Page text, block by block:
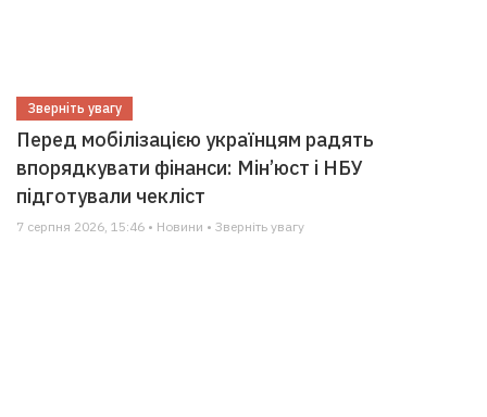
Зверніть увагу
Перед мобілізацією українцям радять
впорядкувати фінанси: Мін’юст і НБУ
підготували чекліст
7 серпня 2026, 15:46 • Новини • Зверніть увагу